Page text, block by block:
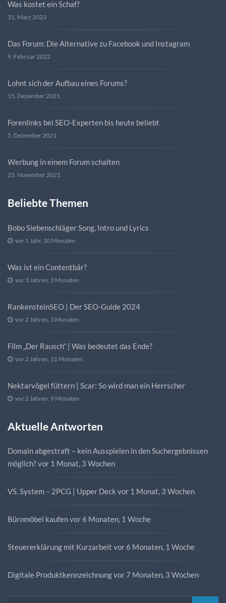
Was kostet ein Schaf?
31. März 2023
Das Forum: Die Alternative zu Facebook und Instagram
9. Februar 2022
Lohnt sich der Aufbau eines Forums?
15. Dezember 2021
Forenlinks bei SEO-Experten bis heute beliebt
5. Dezember 2021
Werbung in einem Forum schalten
25. November 2021
Beliebte Themen
Bobo Siebenschläger Song, Intro und Lyrics
vor 1 Jahr, 10 Monaten
Was ist ein Contentbär?
vor 3 Jahren, 3 Monaten
RankensteinSEO | Der SEO-Guide 2024
vor 2 Jahren, 3 Monaten
Film „Der Rausch“ | Was bedeutet das Ende?
vor 2 Jahren, 11 Monaten
Nektarvögel füttern | Scar: So wird man ein Herrscher
vor 2 Jahren, 9 Monaten
Aktuelle Antworten
Domain abgestraft – kein Ausspielen in den Suchergebnissen
möglich?vor 1 Monat, 3 Wochen
VS. System – 2PCG | Upper Deck vor 1 Monat, 3 Wochen
Büromöbel kaufenvor 6 Monaten, 1 Woche
Steuererklärung mit Kurzarbeit vor 6 Monaten, 1 Woche
Digitale Produktkennzeichnungvor 7 Monaten, 3 Wochen